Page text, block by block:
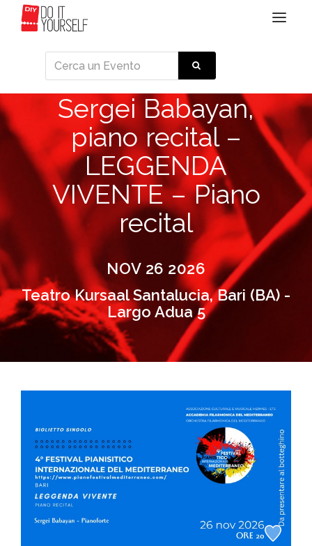
Toggle
Sergei Babayan,
piano recital –
LEGGENDA
VIVENTE – Piano
recital
NOV 26 2026
Teatro Kursaal Santalucia, Bari (BA) -
Largo Adua 5